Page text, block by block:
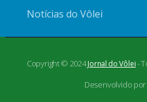
Notícias do Vôlei
Copyright © 2024Jornal do Vôlei-
Desenvolvido por